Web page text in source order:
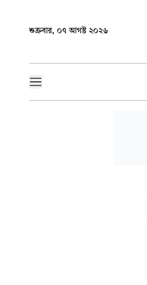
শুক্রবার, ০৭ আগস্ট ২০২৬